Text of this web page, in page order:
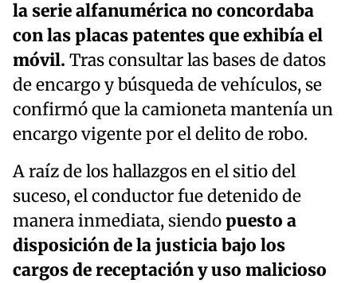
la serie alfanumérica no concordaba
con las placas patentes que exhibía el
móvil. Tras consultar las bases de datos
de encargo y búsqueda de vehículos, se
confirmó que la camioneta mantenía un
encargo vigente por el delito de robo.
A raíz de los hallazgos en el sitio del
suceso, el conductor fue detenido de
manera inmediata, siendopuesto a
disposición de la justicia bajo los
cargos de receptación y uso malicioso